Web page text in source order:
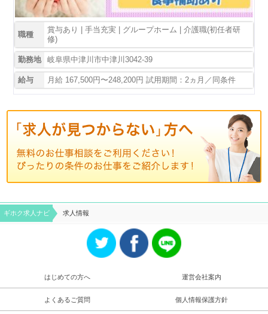
職種
賞与あり | 手当充実 | グループホーム | 介護職(初任者研
修)
勤務地 岐阜県中津川市中津川3042-39
給与 月給 167,500円〜248,200円 試用期間：2ヵ月／同条件
ギホク求⼈ナビ 求人情報
はじめての方へ 運営会社案内
よくあるご質問 個人情報保護方針